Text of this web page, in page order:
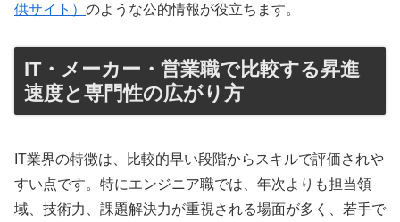
供サイト） のような公的情報が役立ちます。
IT・メーカー・営業職で比較する昇進
速度と専門性の広がり方
IT業界の特徴は、比較的早い段階からスキルで評価されや
すい点です。特にエンジニア職では、年次よりも担当領
域、技術力、課題解決力が重視される場面が多く、若手で